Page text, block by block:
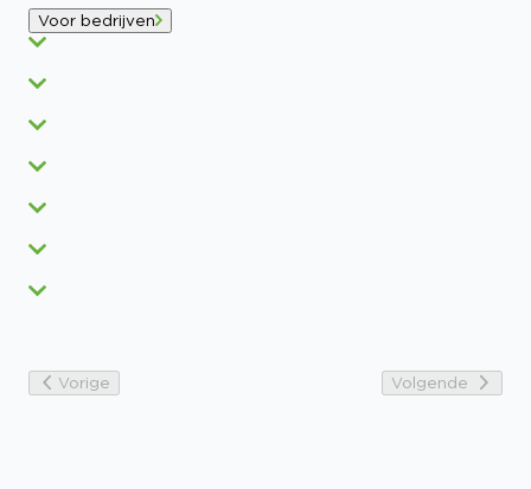
Voor bedrijven
Vorige Volgende